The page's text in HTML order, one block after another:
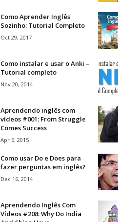
Como Aprender Inglês
Sozinho: Tutorial Completo
Oct 29, 2017
Como instalar e usar o Anki –
Tutorial completo
Nov 20, 2014
Aprendendo inglês com
vídeos #001: From Struggle
Comes Success
Apr 6, 2015
Como usar Do e Does para
fazer perguntas em inglês?
Dec 16, 2014
Aprendendo Inglês Com
Vídeos #208: Why Do India